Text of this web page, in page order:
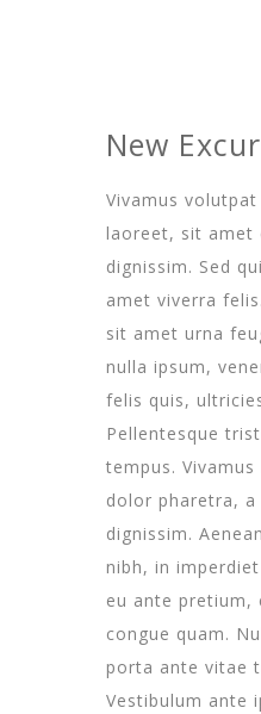
New
Vivamus
laoreet, sit amet
dignissim. Sed
amet viverra
sit amet urna
nulla ipsum,
felis quis,
Pellentesque
tempus.
dolor pharetra, a
dignissim.
nibh, in
eu ante pretium,
congue quam.
porta ante vitae
Vestibulum ante